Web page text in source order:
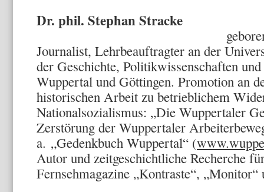
Dr. phil. Stephan Stracke
geboren 1964,
Journalist, Lehrbeauftragter an der
der Geschichte, Politikwissenschaften
Wuppertal und Göttingen. Promotion an
historischen Arbeit zu betrieblichem
Nationalsozialismus: „Die Wuppertaler
Zerstörung der Wuppertaler
a. „Gedenkbuch Wuppertal“ (
Autor und zeitgeschichtliche Recherche
Fernsehmagazine „Kontraste“, „Monitor“